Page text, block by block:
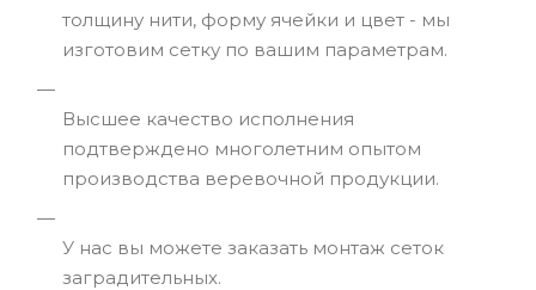
толщину нити, форму ячейки и цвет - мы
изготовим сетку по вашим параметрам.
Высшее качество исполнения
подтверждено многолетним опытом
производства веревочной продукции.
У нас вы можете заказать монтаж сеток
заградительных.